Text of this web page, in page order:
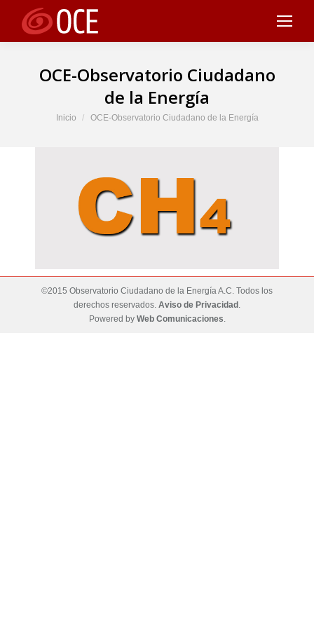
OCE-Observatorio Ciudadano
de la Energía
Estás aquí:
Inicio OCE-Observatorio Ciudadano de la Energía
©2015 Observatorio Ciudadano de la Energía A.C. Todos los
derechos reservados. Aviso de Privacidad .
Powered by Web Comunicaciones.